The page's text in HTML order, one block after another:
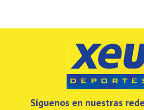
Síguenos en nuestras